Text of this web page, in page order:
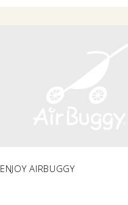
ENJOY AIRBUGGY